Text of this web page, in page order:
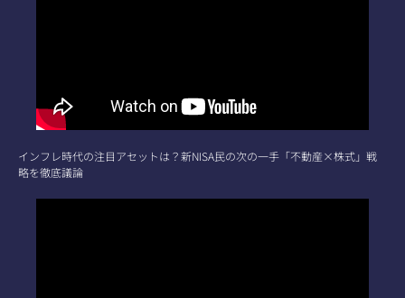
インフレ時代の注目アセットは？新NISA民の次の一手「不動産×株式」戦
略を徹底議論